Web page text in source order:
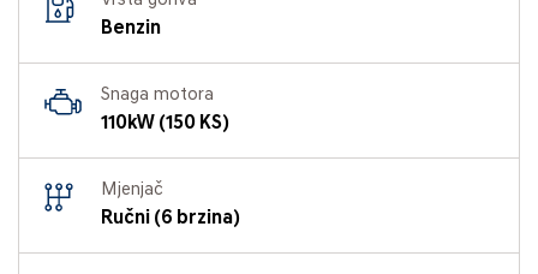
Benzin
Snaga motora
110kW (150 KS)
Mjenjač
Ručni (6 brzina)